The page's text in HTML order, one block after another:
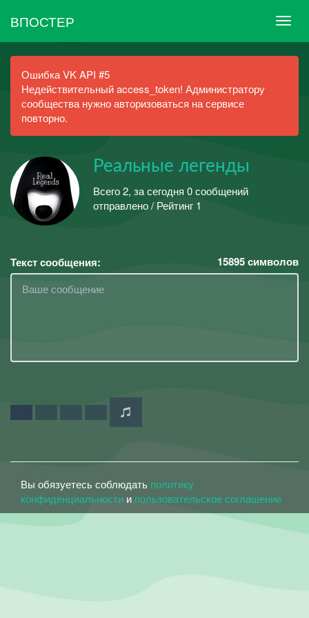
ВПОСТЕР
Ошибка VK API #5
Недействительный access_token! Администратору
сообщества нужно авторизоваться на сервисе
повторно.
Реальные легенды
Всего 2, за сегодня 0 сообщений
отправлено / Рейтинг 1
Текст сообщения: 15895символов
Вы обязуетесь соблюдать политику
конфиденциальности и пользовательское соглашение